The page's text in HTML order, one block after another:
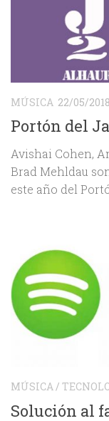
MÚSICA 22/05/2018
Portón del
Avishai Cohen,
Brad Mehldau
este año del
MÚSICA/
Solución al